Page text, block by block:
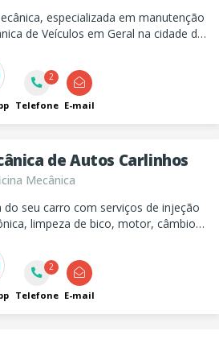
especializada em manutenção
em Geral na cidade de
2
Telefone E-mail
de Autos Carlinhos
Mecânica
do seu carro com serviços de injeção
limpeza de bico, motor, câmbio e
2
Telefone E-mail